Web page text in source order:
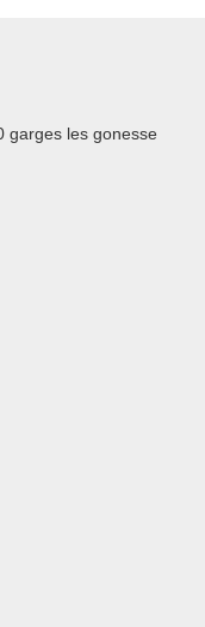
garges les gonesse